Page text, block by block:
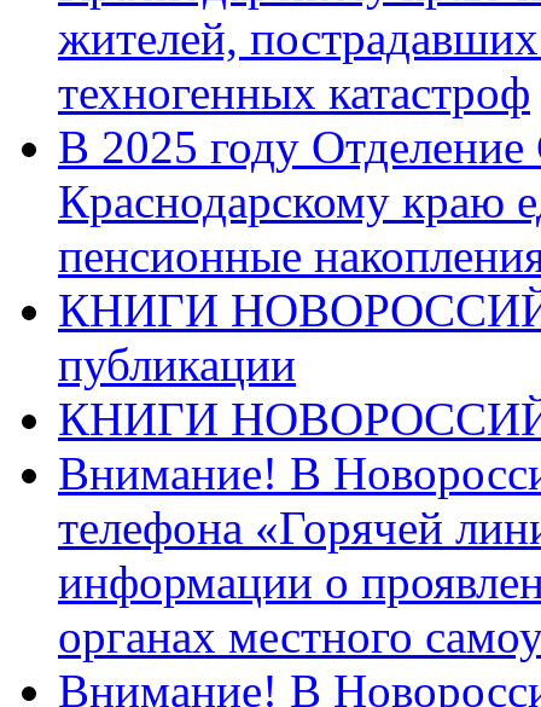
жителей,
техногенных катастроф
В 2025 году
Краснодарскому краю
пенсионные
КНИГИ
публикации
КНИГИ
Внимание! В
телефона «Горячей
информации о
органах местного
Внимание! В